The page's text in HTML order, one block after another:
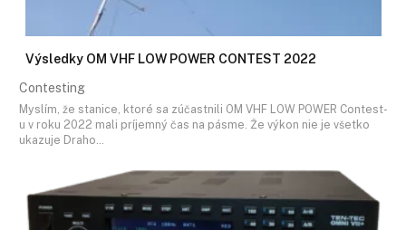
Výsledky OM VHF LOW POWER CONTEST 2022
Contesting
Myslím, že stanice, ktoré sa zúčastnili OM VHF LOW POWER Contest-
u v roku 2022 mali príjemný čas na pásme. Že výkon nie je všetko
ukazuje Draho…